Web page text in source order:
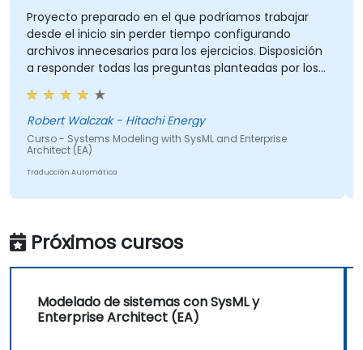
Proyecto preparado en el que podríamos trabajar
desde el inicio sin perder tiempo configurando
archivos innecesarios para los ejercicios. Disposición
a responder todas las preguntas planteadas por los
participantes.
Robert Walczak - Hitachi Energy
Curso - Systems Modeling with SysML and Enterprise
Architect (EA)
Traducción Automática
Próximos cursos
Modelado de sistemas con SysML y
Enterprise Architect (EA)